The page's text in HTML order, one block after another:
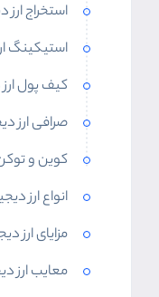
استخراج
استیکینگ
کیف پول
صرافی ارز
کوین و
انواع ارز
مزایای ارز
معایب ارز